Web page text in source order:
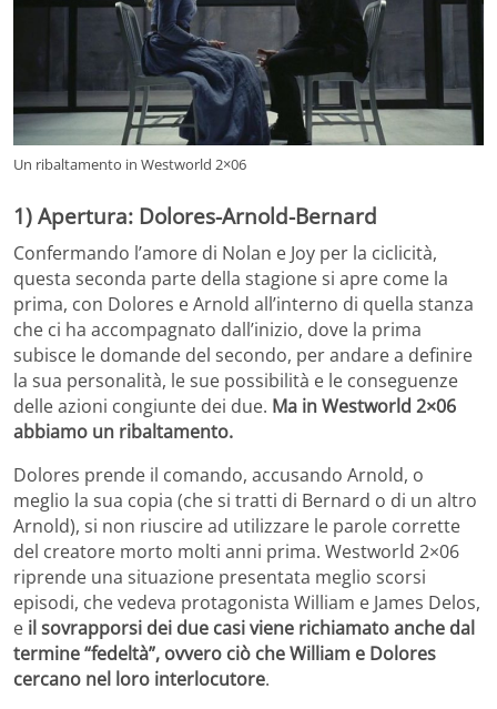
Un ribaltamento in Westworld 2×06
1) Apertura: Dolores-Arnold-Bernard
Confermando l’amore di Nolan e Joy per la ciclicità,
questa seconda parte della stagione si apre come la
prima, con Dolores e Arnold all’interno di quella stanza
che ci ha accompagnato dall’inizio, dove la prima
subisce le domande del secondo, per andare a definire
la sua personalità, le sue possibilità e le conseguenze
delle azioni congiunte dei due. Ma in Westworld 2×06
abbiamo un ribaltamento.
Dolores prende il comando, accusando Arnold, o
meglio la sua copia (che si tratti di Bernard o di un altro
Arnold), si non riuscire ad utilizzare le parole corrette
del creatore morto molti anni prima. Westworld 2×06
riprende una situazione presentata meglio scorsi
episodi, che vedeva protagonista William e James Delos,
e il sovrapporsi dei due casi viene richiamato anche dal
termine “fedeltà”, ovvero ciò che William e Dolores
cercano nel loro interlocutore.